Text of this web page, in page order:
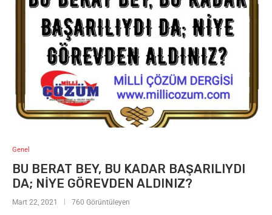
Genel
BU BERAT BEY, BU KADAR BAŞARILIYDI
DA; NİYE GÖREVDEN ALDINIZ?
Mart 22, 2021 760 Görüntüleyen